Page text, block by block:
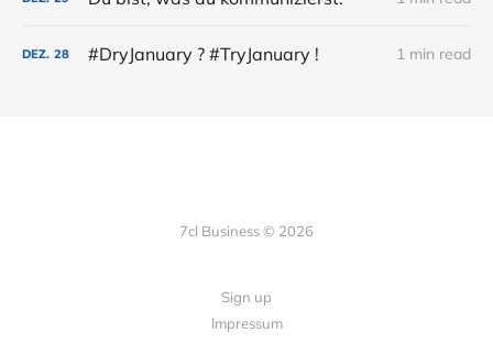
DEZ. 28 #DryJanuary ? #TryJanuary ! 1 min read
7cl Business © 2026
Sign up
Impressum